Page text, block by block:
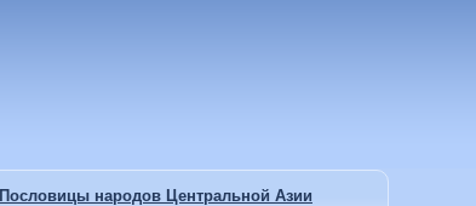
Пословицы народов Центральной Азии